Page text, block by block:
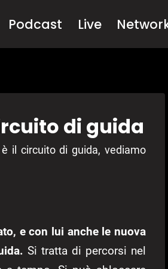
Podcast Live
di guida
il circuito di guida, vediamo
e con lui anche le nuova
Si tratta di percorsi nel